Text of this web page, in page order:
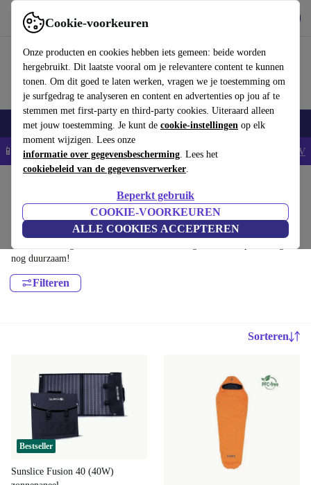
Cookie-voorkeuren
Onze producten en cookies hebben iets gemeen: beide worden
hergebruikt. Dit laatste vooral om je relevantere content te kunnen
tonen. Om dit goed te laten werken, vragen we je toestemming om
je surfgedrag te analyseren en content en advertenties op jou af te
stemmen met first-party en third-party cookies. Uiteraard alleen
met jouw toestemming. Je kunt de cookie-instellingen op elk
moment wijzigen. Lees onze
informatie over gegevensbescherming. Lees het
cookiebeleid van de gegevensverwerker.
Beperkt gebruik
COOKIE-VOORKEUREN
ALLE COOKIES ACCEPTEREN
Gebruik refurbed snel en eenvoudig
Elektronica Sport E-Bikes Yoga Fietsen Smartwatches
📱5% EXTRA korting op alle iPhones – Code: IPHONEDEAL - AV
Wandelen & Kamperen:
Gecertificeerd refurbished Wandelen & Kamperen onder 900€ – bespaar
tot 40%. 30 dagen retourrecht & 12 maanden garantie. Shop vandaag
nog duurzaam!
Filteren
Sorteren
Bestseller
Sunslice Fusion 40 (40W)